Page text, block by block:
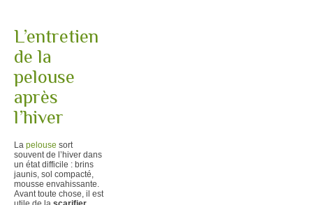
L’entretien
de la
pelouse
après
l’hiver
La pelouse sort
souvent de l’hiver dans
un état difficile : brins
jaunis, sol compacté,
mousse envahissante.
Avant toute chose, il est